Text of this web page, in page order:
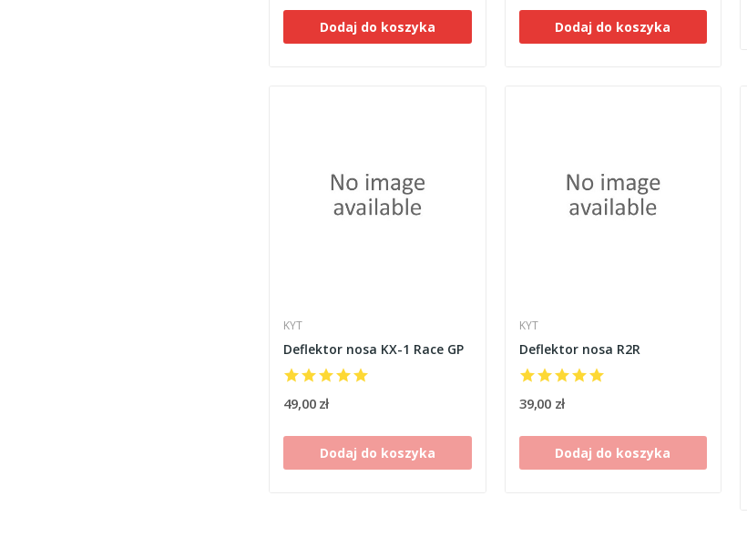
Dodaj do koszyka Dodaj do koszyka
KYT
Deflektor nosa KX-1 Race GP
49,00 zł
Dodaj do koszyka
KYT
Deflektor nosa R2R
39,00 zł
Dodaj do koszyka